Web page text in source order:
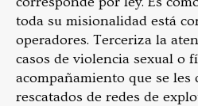
toda su misionalidad está
operadores. Terceriza la
casos de violencia sexual o
acompañamiento que se
rescatados de redes de